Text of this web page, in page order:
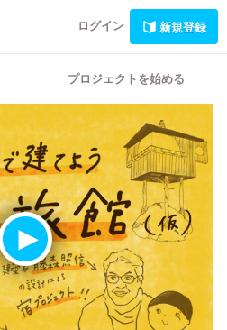
ログイン 新規登録
プロジェクトを始める